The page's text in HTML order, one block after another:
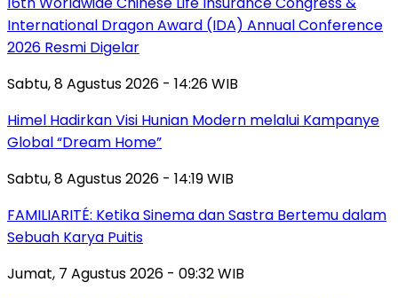
International Dragon Award (IDA) Annual Conference
2026 Resmi Digelar
Sabtu, 8 Agustus 2026 - 14:26 WIB
Himel Hadirkan Visi Hunian Modern melalui Kampanye
Global “Dream Home”
Sabtu, 8 Agustus 2026 - 14:19 WIB
FAMILIARITÉ: Ketika Sinema dan Sastra Bertemu dalam
Sebuah Karya Puitis
Jumat, 7 Agustus 2026 - 09:32 WIB